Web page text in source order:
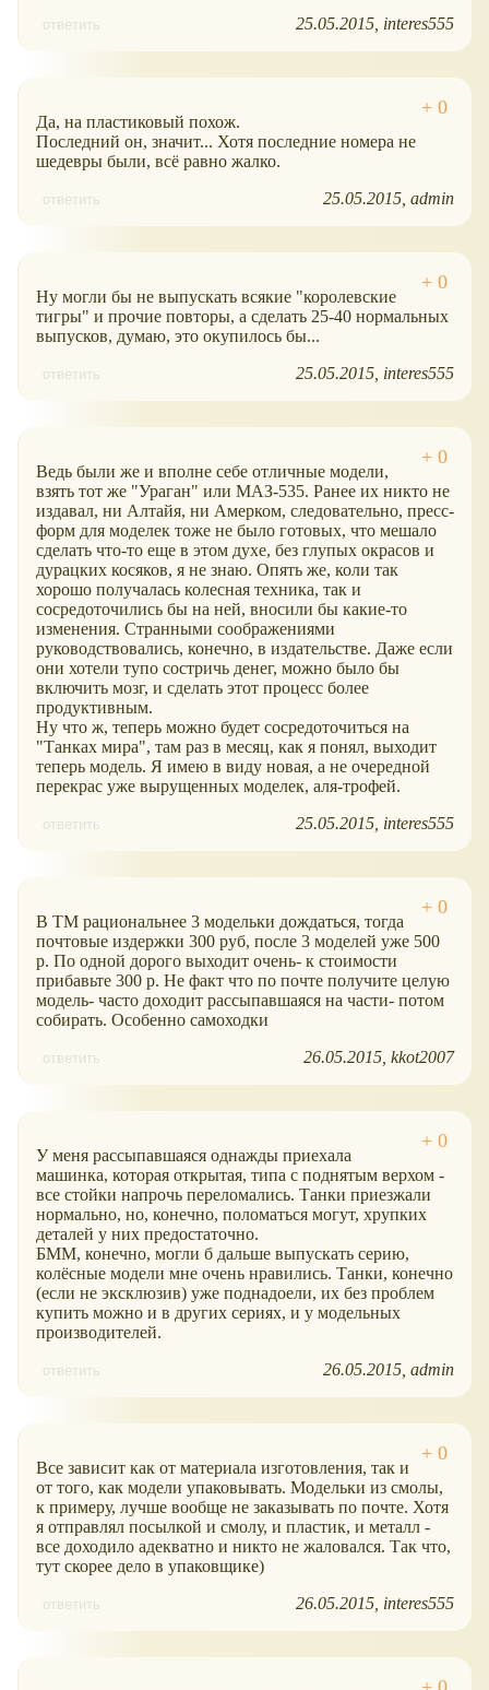
ответить 25.05.2015 interes555
Да, на пластиковый похож.
Последний он, значит... Хотя последние номера не
шедевры были, всё равно жалко.
ответить 25.05.2015 admin
Ну могли бы не выпускать всякие "королевские
тигры" и прочие повторы, а сделать 25-40 нормальных
выпусков, думаю, это окупилось бы...
ответить 25.05.2015 interes555
Ведь были же и вполне себе отличные модели,
взять тот же "Ураган" или МАЗ-535. Ранее их никто не
издавал, ни Алтайя, ни Амерком, следовательно, пресс-
форм для моделек тоже не было готовых, что мешало
сделать что-то еще в этом духе, без глупых окрасов и
дурацких косяков, я не знаю. Опять же, коли так
хорошо получалась колесная техника, так и
сосредоточились бы на ней, вносили бы какие-то
изменения. Странными соображениями
руководствовались, конечно, в издательстве. Даже если
они хотели тупо состричь денег, можно было бы
включить мозг, и сделать этот процесс более
продуктивным.
Ну что ж, теперь можно будет сосредоточиться на
"Танках мира", там раз в месяц, как я понял, выходит
теперь модель. Я имею в виду новая, а не очередной
перекрас уже вырущенных моделек, аля-трофей.
ответить 25.05.2015 interes555
В ТМ рациональнее 3 модельки дождаться, тогда
почтовые издержки 300 руб, после 3 моделей уже 500
р. По одной дорого выходит очень- к стоимости
прибавьте 300 р. Не факт что по почте получите целую
модель- часто доходит рассыпавшаяся на части- потом
собирать. Особенно самоходки
ответить 26.05.2015 kkot2007
У меня рассыпавшаяся однажды приехала
машинка, которая открытая, типа с поднятым верхом -
все стойки напрочь переломались. Танки приезжали
нормально, но, конечно, поломаться могут, хрупких
деталей у них предостаточно.
БММ, конечно, могли б дальше выпускать серию,
колёсные модели мне очень нравились. Танки, конечно
(если не эксклюзив) уже поднадоели, их без проблем
купить можно и в других сериях, и у модельных
производителей.
ответить 26.05.2015 admin
Все зависит как от материала изготовления, так и
от того, как модели упаковывать. Модельки из смолы,
к примеру, лучше вообще не заказывать по почте. Хотя
я отправлял посылкой и смолу, и пластик, и металл -
все доходило адекватно и никто не жаловался. Так что,
тут скорее дело в упаковщике)
ответить 26.05.2015 interes555